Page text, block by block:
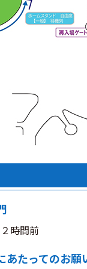
時間前
あたってのお願